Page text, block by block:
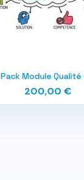
Aperçu rapide
Pack Module Qualité
200,00 €